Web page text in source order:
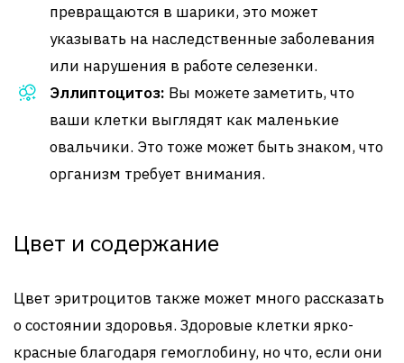
превращаются в шарики, это может
указывать на наследственные заболевания
или нарушения в работе селезенки.
Эллиптоцитоз: Вы можете заметить, что
ваши клетки выглядят как маленькие
овальчики. Это тоже может быть знаком, что
организм требует внимания.
Цвет и содержание
Цвет эритроцитов также может много рассказать
о состоянии здоровья. Здоровые клетки ярко-
красные благодаря гемоглобину, но что, если они